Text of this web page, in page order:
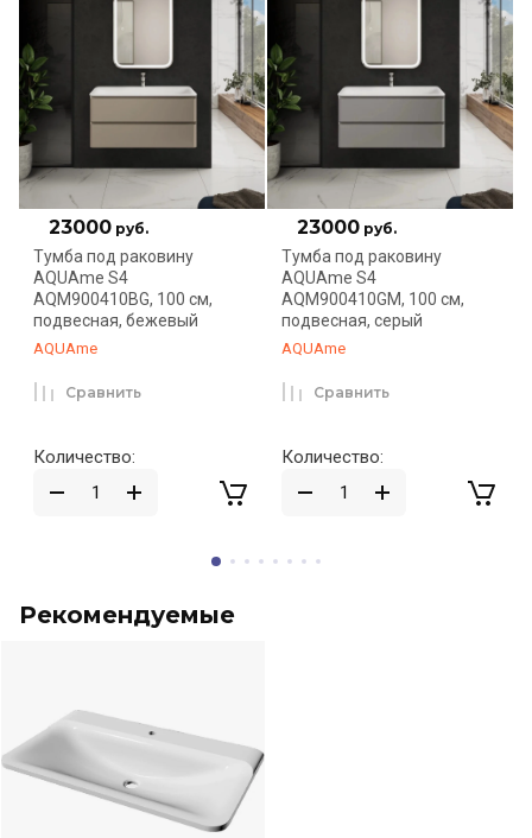
23000 руб.
Тумба под раковину
AQUAme S4
AQM900410BG, 100 см,
подвесная, бежевый
AQUAme
Количество:
Сравнить
23000 руб.
Тумба под раковину
AQUAme S4
AQM900410GM, 100 см,
подвесная, серый
AQUAme
Количество:
Сравнить
Рекомендуемые